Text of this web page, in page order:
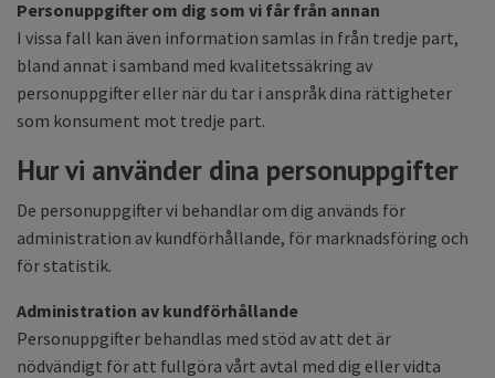
Personuppgifter om dig som vi får från annan
I vissa fall kan även information samlas in från tredje part,
bland annat i samband med kvalitetssäkring av
personuppgifter eller när du tar i anspråk dina rättigheter
som konsument mot tredje part.
Hur vi använder dina personuppgifter
De personuppgifter vi behandlar om dig används för
administration av kundförhållande, för marknadsföring och
för statistik.
Administration av kundförhållande
Personuppgifter behandlas med stöd av att det är
nödvändigt för att fullgöra vårt avtal med dig eller vidta